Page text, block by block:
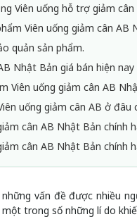
Viên uống hỗ trợ giảm cân
Viên uống giảm cân AB
quản sản phẩm.
Nhật Bản giá bán hiện
Viên uống giảm cân AB
uống giảm cân AB ở đâu
cân AB Nhật Bản chính
cân AB Nhật Bản chính
những vấn đề được nhiều
trong số những lí do